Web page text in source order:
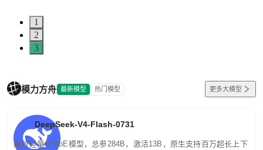
1
2
3
模力方舟 最新模型 热门模型 更多大模型
DeepSeek-V4-Flash-0731
高效轻量化MoE模型，总参284B，激活13B，原生支持百万超长上下